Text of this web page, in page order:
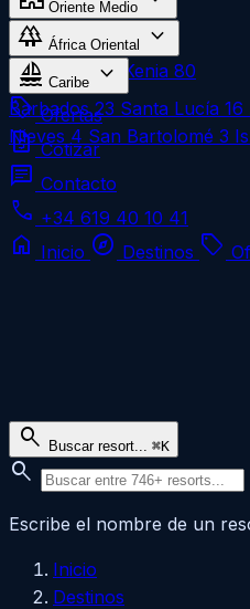
Oriente Medio
Omán 1
forest África Oriental expand_more
Zanzíbar 183 Kenia 80
sailing Caribe expand_more
Barbados 23 Santa Lucía 16
Nieves 4 San Bartolomé 3
local_offer Ofertas
request_quote Cotizar
chat Contacto
call +34 619 40 10 41
home Inicio explore Destinos local_offer
search Buscar resort... ⌘K
search
Escribe el nombre de un
Inicio
Destinos